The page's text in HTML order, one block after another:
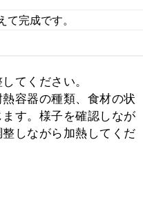
完成です。
てください。
容器の種類、食材の状
す。様子を確認しなが
しながら加熱してくだ